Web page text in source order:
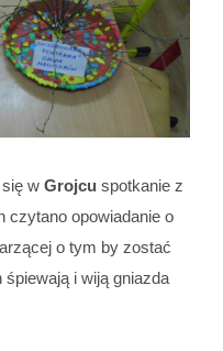
się w Grojcu spotkanie z
czytano opowiadanie o
o tym by zostać
i wiją gniazda